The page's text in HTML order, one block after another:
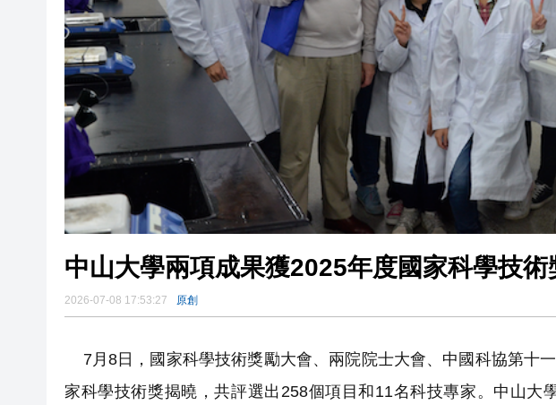
兩部門緊急預撥5000萬元支持湖北、甘肅做好災害應
廣西橫州：緊急擴充蛇毒血清庫存 專門開通蛇咬傷
外貿銷售額十年連增 皖歙縣反光膜產品暢銷全球40多
中山大學兩項成果獲2025年度國家科學技術
2026-07-08 17:53:27 原創
7月8日，國家科學技術獎勵大會、兩院院士大會、中國科協第十
家科學技術獎揭曉，共評選出258個項目和11名科技專家。中山大